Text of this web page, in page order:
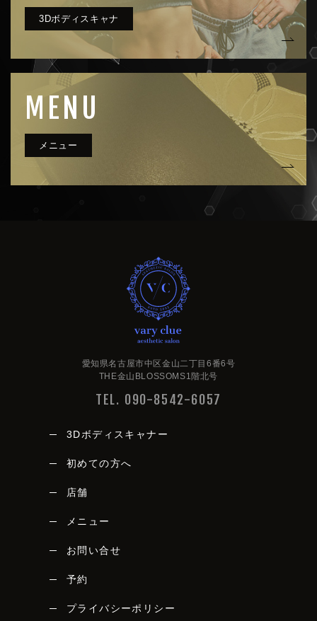
愛知県名古屋市中区金山二丁目6番6号
MENU
very clue
愛知県名古屋市中区金山二丁目6番6号
THE金山BLOSSOMS1階北号
TEL. 090-8542-6057
3Dボディスキャナー
初めての方へ
店舗
メニュー
お問い合せ
予約
プライバシーポリシー